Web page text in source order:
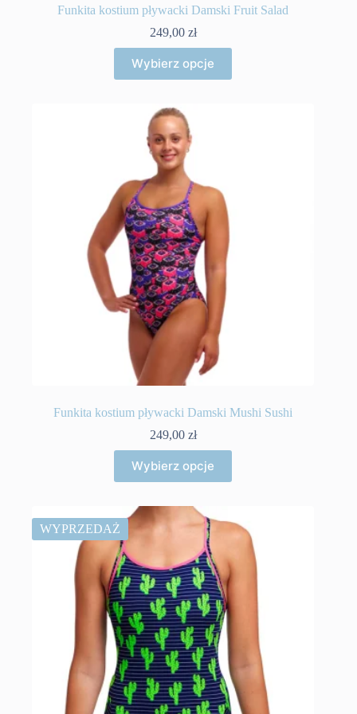
Funkita kostium pływacki Damski Fruit Salad
249,00 zł
Wybierz opcje
produkt
ma
wariantów.
Opcje
można
wybrać
na
stronie
produktu
Funkita kostium pływacki Damski Mushi Sushi
249,00 zł
Wybierz opcje
produkt
ma
wariantów.
Opcje
wybrać
na
stronie
produktu
WYPRZEDAŻ